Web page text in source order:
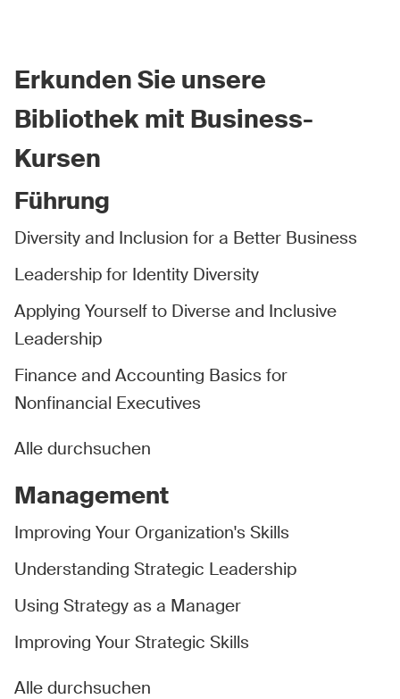
Erkunden Sie unsere
Bibliothek mit Business-
Kursen
Führung
Diversity and Inclusion for a Better Business
Leadership for Identity Diversity
Applying Yourself to Diverse and Inclusive
Leadership
Finance and Accounting Basics for
Nonfinancial Executives
Alle durchsuchen
Management
Improving Your Organization's Skills
Understanding Strategic Leadership
Using Strategy as a Manager
Improving Your Strategic Skills
Alle durchsuchen